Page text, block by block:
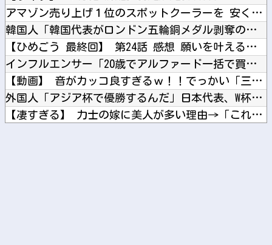
アマゾン売り上げ１位のスポットクーラーを 安く買った 今日設...
韓国人「韓国代表がロンドン五輪銅メダル剥奪の危機！海外メディ...
【ひめごう 最終回】 第24話 感想 願いを叶える流星群【姫...
インフルエンサー「20歳でアルファード一括で買えちゃう私って...
【動画】 音がカッコ良すぎるｗ！！でっかい「三角定規」のブー...
外国人「アジア杯で優勝するんだ」日本代表、W杯ポット1入りに...
【凄すぎる】 力士の嫁に美人が多い理由→「これ」だったｗｗｗ...